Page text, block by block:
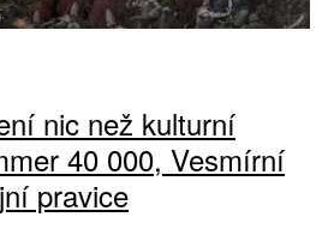
nic než kulturní
40 000, Vesmírní
pravice